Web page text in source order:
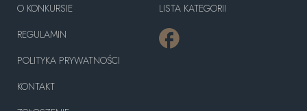
O KONKURSIE
REGULAMIN
POLITYKA PRYWATNOŚCI
KONTAKT
LISTA KATEGORII